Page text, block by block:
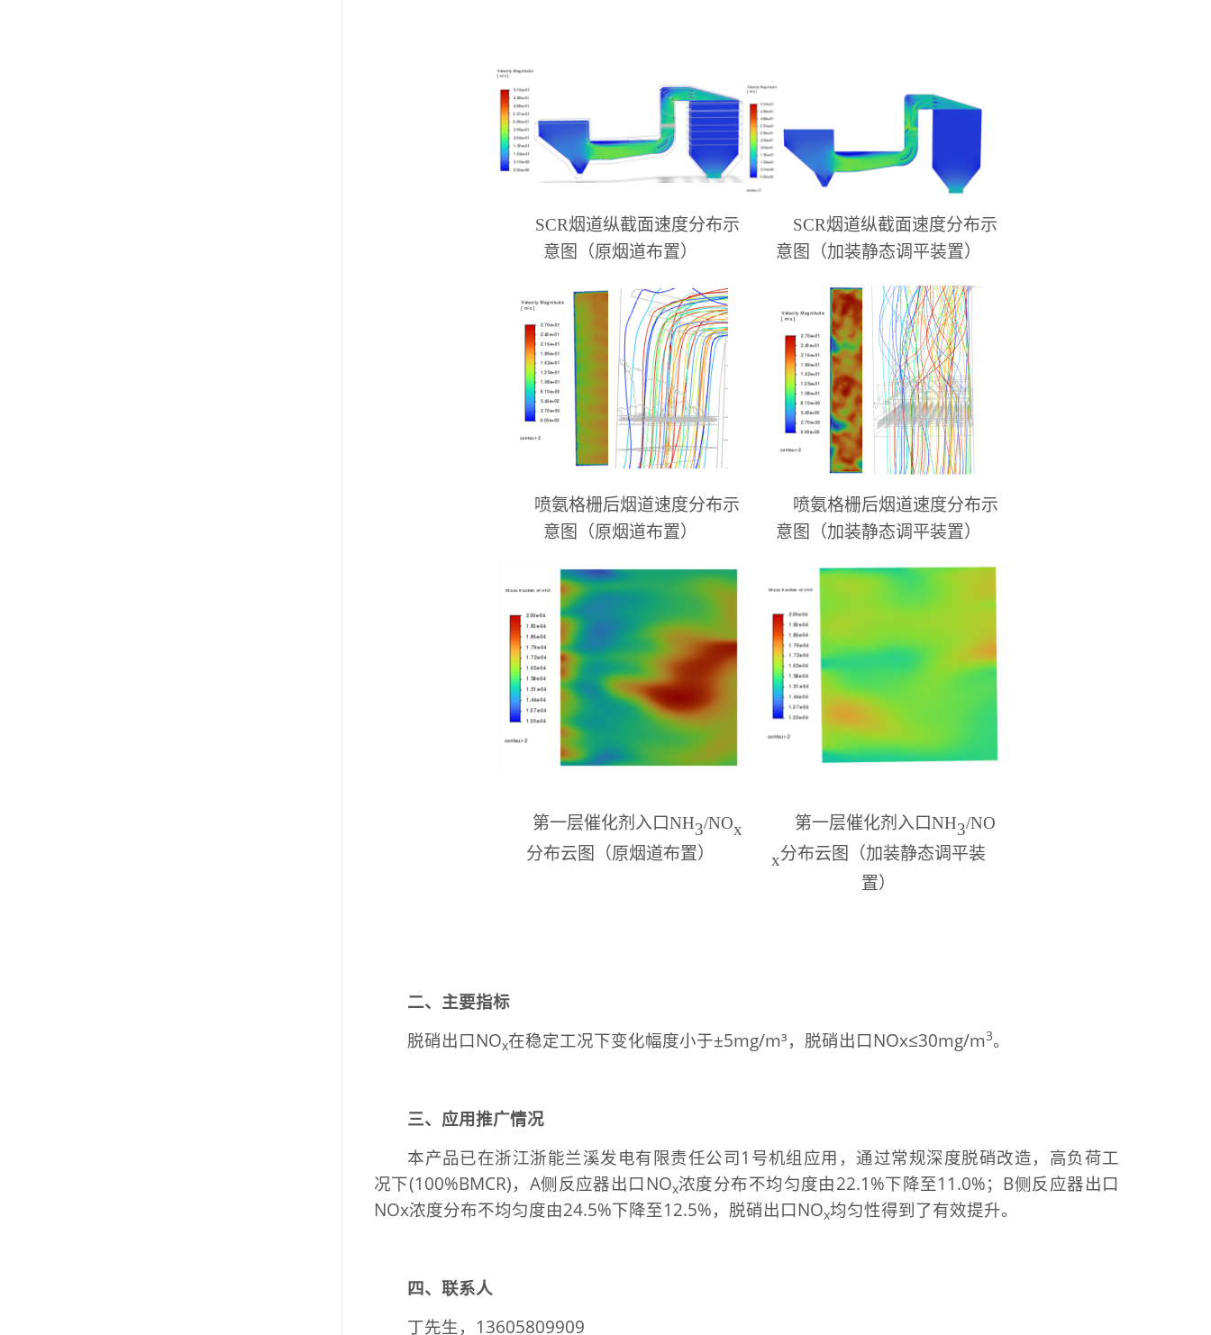
SCR烟道纵截面速度分布示
意图（原烟道布置）
SCR烟道纵截面速度分布示
意图（加装静态调平装置）
喷氨格栅后烟道速度分布示
意图
（原烟道布置）
喷氨格栅后烟道速度分布示
意图
（加装静态调平装置）
第一层催化剂入口NH3/NOx
分布云图
（原烟道布置）
第一层催化剂入口NH3/NO
x分布云图 （加装静态调平装
置）
二、主要指标
脱硝出口NOx在稳定工况下变化幅度小于±5mg/m³，脱硝出口NOx≤30mg/m3。
三、应用推广情况
本产品已在浙江浙能兰溪发电有限责任公司1号机组应用，通过常规深度脱硝改造，高负荷工
况下(100%BMCR)，A侧反应器出口NOx浓度分布不均匀度由22.1%下降至11.0%；B侧反应器出口
NOx浓度分布不均匀度由24.5%下降至12.5%，脱硝出口NOx均匀性得到了有效提升。
四、联系人
丁先生，13605809909